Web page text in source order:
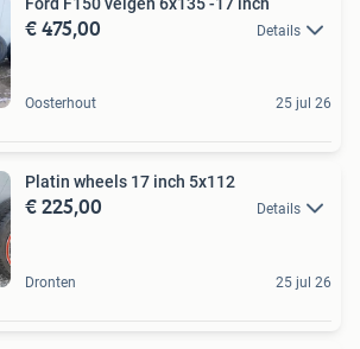
€ 475,00 Details
Oosterhout 25 jul 26
Platin wheels 17 inch 5x112
€ 225,00 Details
Dronten 25 jul 26